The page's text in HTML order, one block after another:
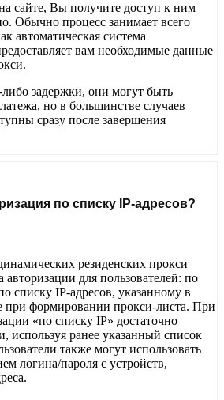
сайте, Вы получите доступ к ним
Обычно процесс занимает всего
автоматическая система
вам необходимые данные
задержки, они могут быть
но в большинстве случаев
сразу после завершения
по списку IP-адресов?
резиденских прокси
авторизации для пользователей: по
списку IP-адресов, указанному в
при формировании прокси-листа. При
«по списку IP» достаточно
используя ранее указанный список
также могут использовать
логина/пароля с устройств,